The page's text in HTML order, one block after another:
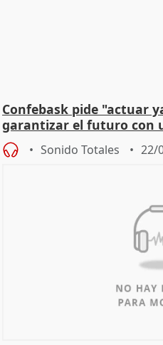
Confebask pide "actuar
garantizar el futuro con
Sonido Totales 22/